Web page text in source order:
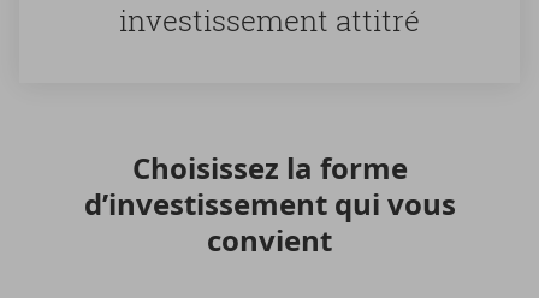
in­ves­tis­se­ment at­ti­tré
Choi­sis­sez la forme
d’in­ves­tis­se­ment qui vous
convient